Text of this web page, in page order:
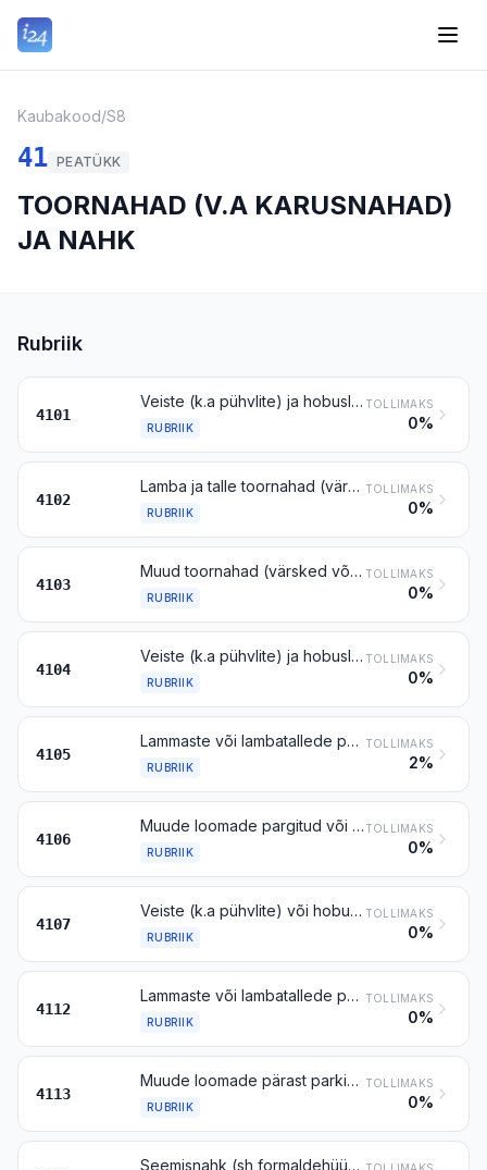
Kaubakood/S8
41 PEATÜKK
TOORNAHAD (V.A KARUSNAHAD)
JA NAHK
Rubriik
4101
Veiste (k.a pühvlite) ja hobuslaste toornahad (värsked või soolatud, kuivatatud, painitud, pikeldatud või muul viisil konserveeritud, ent parkimata, pärgamentimata jm viisil edasi töötlemata), karvaga või karvata, laustetud või laustmata
RUBRIIK
TOLLIMAKS
0%
4102
Lamba ja talle toornahad (värsked, soolatud, kuivatatud, painitud, pikeldatud, soolvees või muul viisil konserveeritud, ent parkimata, pärgamentimata jm viisil edasi töötlemata), villaga või villata, laustmata või laustetud, v.a käesoleva grupi märkuse 1 punktis c nimetatud
RUBRIIK
TOLLIMAKS
0%
4103
Muud toornahad (värsked või soolatud, kuivatatud, painitud, pikeldatud, soolvees või muul viisil konserveeritud, ent parkimata, pärgamentimata jm viisil töötlemata), karvadega või ilma, laustetud või laustmata, v.a käesoleva grupi märkuse 1 punktis b või c nimetatud
RUBRIIK
TOLLIMAKS
0%
4104
Veiste (k.a pühvlite) ja hobuslaste pargitud või enne kuivatamist järelpargitud, värvitud või rasvatatud nahad, karvata, laustetud või laustmata, kuid edasi töötlemata
RUBRIIK
TOLLIMAKS
0%
4105
Lammaste või lambatallede pargitud või enne kuivatamist järelpargitud, värvitud või rasvatatud nahad, villata, laustetud või laustmata, kuid edasi töötlemata
RUBRIIK
TOLLIMAKS
2%
4106
Muude loomade pargitud või enne kuivatamist järelpargitud, värvitud või rasvatatud nahad, villata või karvata, laustetud või laustmata, kuid edasi töötlemata
RUBRIIK
TOLLIMAKS
0%
4107
Veiste (k.a pühvlite) või hobuslaste pärast parkimist või kuivatamiseelset järelparkimist ja värvimist või rasvatamist muul viisil töödeldud nahad, sh pärgamenditud nahk, karvata, laustetud või laustmata, v.a nahk rubriigist 4114
RUBRIIK
TOLLIMAKS
0%
4112
Lammaste või lambatallede pärast parkimist või kuivatamiseelset järelparkimist ja värvimist või rasvatamist muul viisil töödeldud nahad, sh pärgamenditud nahk, villata, laustetud või laustmata, v.a nahk rubriigist 4114
RUBRIIK
TOLLIMAKS
0%
4113
Muude loomade pärast parkimist või kuivatamiseelset järelparkimist ja värvimist või rasvatamist muul viisil töödeldud nahad, sh pärgamenditud nahk, villa või karvata, laustetud või laustmata, v.a nahk rubriigist 4114
RUBRIIK
TOLLIMAKS
0%
Seemisnahk (sh formaldehüüdpargiga); lakknahk ja lamineeritud lakknahk; metallitatud nahk TOLLIMAKS